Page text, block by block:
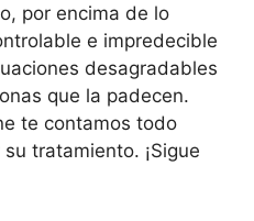
por encima de lo
e impredecible
desagradables
que la padecen.
te contamos todo
tratamiento. ¡Sigue